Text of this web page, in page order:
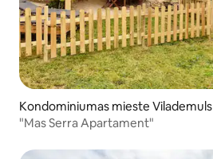
Kondominiumas mieste Vilademuls
"Mas Serra Apartament"